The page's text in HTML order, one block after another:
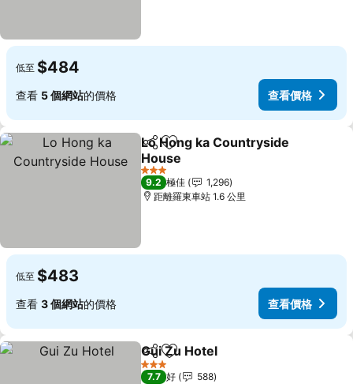
低至 $484
查看 5 個網站的價格 查看價格
分享 放到收藏夾
Lo Hong ka Countryside
House
查看價格
3 星級
9.2 極佳
1,296
距離羅東車站 1.6 公里
低至 $483
查看 3 個網站的價格 查看價格
分享 放到收藏夾
Gui Zu Hotel
3 星級
7.7 好
588